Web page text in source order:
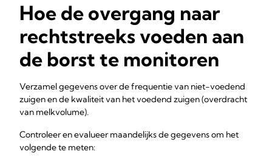
Hoe de overgang naar
rechtstreeks voeden aan
de borst te monitoren
Verzamel gegevens over de frequentie van niet-voedend
zuigen en de kwaliteit van het voedend zuigen (overdracht
van melkvolume).
Controleer en evalueer maandelijks de gegevens om het
volgende te meten: